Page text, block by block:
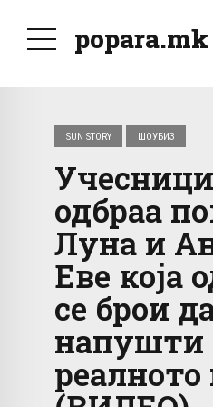
popara.mk
SUN STORY ШОУБИЗ
одбраа
Луна и
Еве која
се брои
напушти